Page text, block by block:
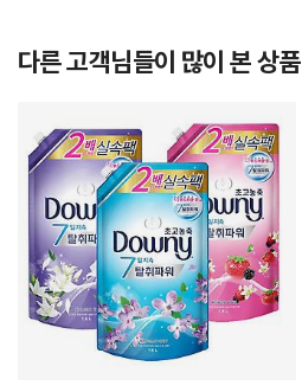
다른 고객님들이 많이 본 상품